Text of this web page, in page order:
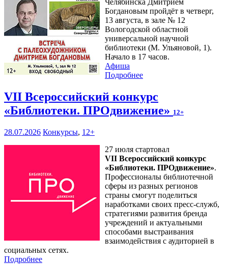
Богдановым пройдёт в четверг,
13 августа, в зале № 12
Вологодской областной
универсальной научной
библиотеки (М. Ульяновой, 1).
Начало в 17 часов.
Афиша
Подробнее
VII Всероссийский конкурс
«Библиотеки. ПРОдвижение» 12+
28.07.2026 Конкурсы, 12+
27 июля стартовал
VII Всероссийский конкурс
«Библиотеки. ПРОдвижение».
Профессионалы библиотечной
сферы из разных регионов
страны смогут поделиться
наработками своих пресс-служб,
стратегиями развития бренда
учреждений и актуальными
способами выстраивания
взаимодействия с аудиторией в
социальных сетях.
Подробнее